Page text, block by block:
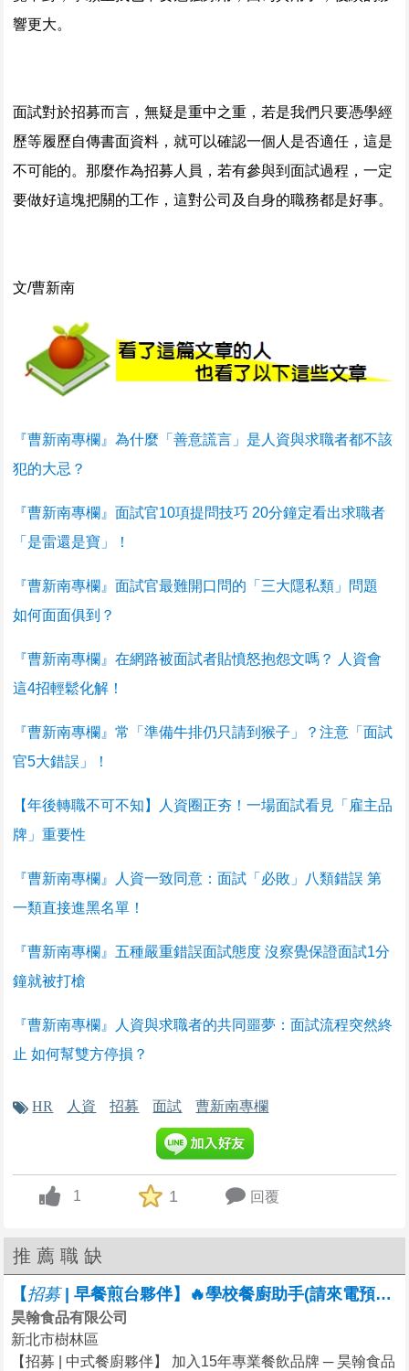
響更大。
面試對於招募而言，無疑是重中之重，若是我們只要憑學經
歷等履歷自傳書面資料，就可以確認一個人是否適任，這是
不可能的。那麼作為招募人員，若有參與到面試過程，一定
要做好這塊把關的工作，這對公司及自身的職務都是好事。
文/曹新南
『曹新南專欄』為什麼「善意謊言」是人資與求職者都不該
犯的大忌？
『曹新南專欄』面試官10項提問技巧 20分鐘定看出求職者
「是雷還是寶」！
『曹新南專欄』面試官最難開口問的「三大隱私類」問題
如何面面俱到？
『曹新南專欄』在網路被面試者貼憤怒抱怨文嗎？ 人資會
這4招輕鬆化解！
『曹新南專欄』常「準備牛排仍只請到猴子」？注意「面試
官5大錯誤」！
【年後轉職不可不知】人資圈正夯！一場面試看見「雇主品
牌」重要性
『曹新南專欄』人資一致同意：面試「必敗」八類錯誤 第
一類直接進黑名單！
『曹新南專欄』五種嚴重錯誤面試態度 沒察覺保證面試1分
鐘就被打槍
『曹新南專欄』人資與求職者的共同噩夢：面試流程突然終
止 如何幫雙方停損？
HR 人資 招募 面試 曹新南專欄
up vote
1 1 回覆
推薦職缺
【招募| 早餐煎台夥伴】🔥學校餐廚助手(請來電預約
昊翰食品有限公司
新北市樹林區
【招募 | 中式餐廚夥伴】 加入15年專業餐飲品牌 ─ 昊翰食品